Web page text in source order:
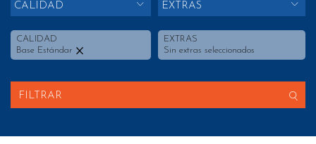
CALIDAD
CALIDAD
Base Estándar
EXTRAS
EXTRAS
Sin extras seleccionados
FILTRAR